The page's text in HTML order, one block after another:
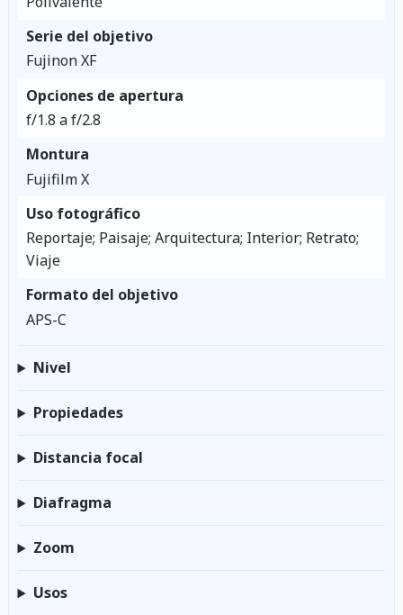
Serie del objetivo
Fujinon XF
Opciones de apertura
f/1.8 a f/2.8
Montura
Fujifilm X
Uso fotográfico
Reportaje; Paisaje; Arquitectura; Interior; Retrato;
Viaje
Formato del objetivo
APS-C
Nivel
Propiedades
Distancia focal
Diafragma
Zoom
Usos